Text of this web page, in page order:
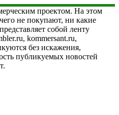
проектом. На этом
не покупают, ни какие
собой ленту
kommersant.ru,
без искажения,
публикуемых новостей